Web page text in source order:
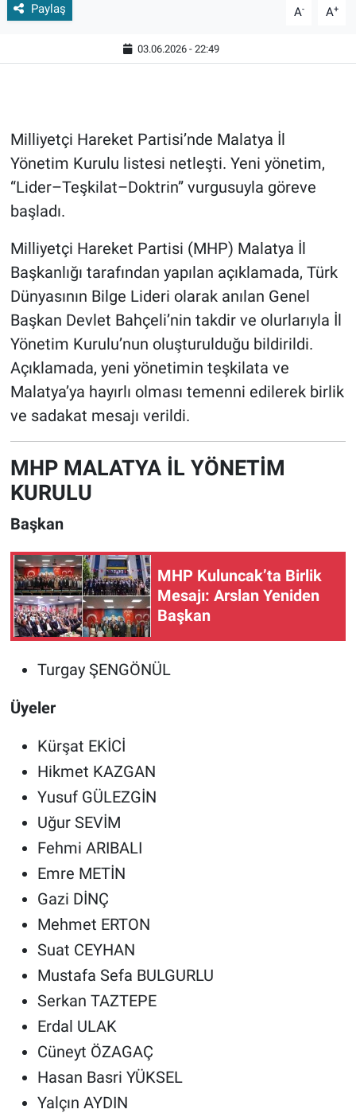
Paylaş A- A+
03.06.2026 - 22:49
Milliyetçi Hareket Partisi’nde Malatya İl
Yönetim Kurulu listesi netleşti. Yeni yönetim,
“Lider–Teşkilat–Doktrin” vurgusuyla göreve
başladı.
Milliyetçi Hareket Partisi (MHP) Malatya İl
Başkanlığı tarafından yapılan açıklamada, Türk
Dünyasının Bilge Lideri olarak anılan Genel
Başkan Devlet Bahçeli’nin takdir ve olurlarıyla İl
Yönetim Kurulu’nun oluşturulduğu bildirildi.
Açıklamada, yeni yönetimin teşkilata ve
Malatya’ya hayırlı olması temenni edilerek birlik
ve sadakat mesajı verildi.
MHP MALATYA İL YÖNETİM
KURULU
Başkan
MHP Kuluncak’ta Birlik
Mesajı: Arslan Yeniden
Başkan
Turgay ŞENGÖNÜL
Üyeler
Kürşat EKİCİ
Hikmet KAZGAN
Yusuf GÜLEZGİN
Uğur SEVİM
Fehmi ARIBALI
Emre METİN
Gazi DİNÇ
Mehmet ERTON
Suat CEYHAN
Mustafa Sefa BULGURLU
Serkan TAZTEPE
Erdal ULAK
Cüneyt ÖZAGAÇ
Hasan Basri YÜKSEL
Yalçın AYDIN